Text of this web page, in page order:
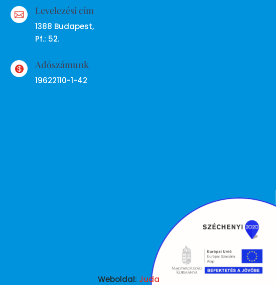
 Levelezési cím
1388 Budapest,
Pf.: 52.
 Adószámunk
19622110-1-42
Weboldal: Juda